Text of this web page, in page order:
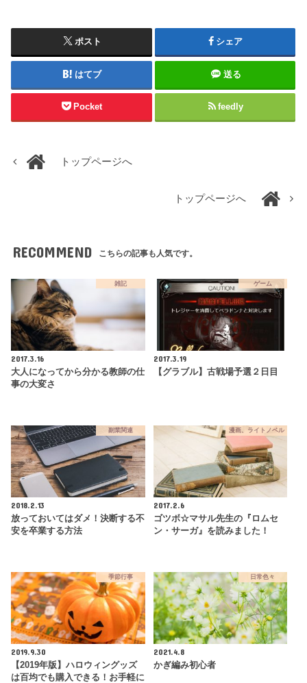
ポスト シェア
はてブ 送る
Pocket feedly
トップページへ
トップページへ
RECOMMEND こちらの記事も人気です。
雑記
2017.3.16
大人になってから分かる教師の仕
事の大変さ
ゲーム
2017.3.19
【グラブル】古戦場予選２日目
副業関連
2018.2.13
放っておいてはダメ！決断する不
安を卒業する方法
漫画、ライトノベル
2017.2.6
ゴツボ☆マサル先生の『ロムセ
ン・サーガ』を読みました！
季節行事
2019.9.30
【2019年版】ハロウィングッズ
は百均でも購入できる！お手軽に
日常色々
2021.4.8
かぎ編み初心者